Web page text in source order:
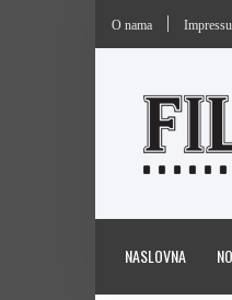
O nama
NASLOVNA